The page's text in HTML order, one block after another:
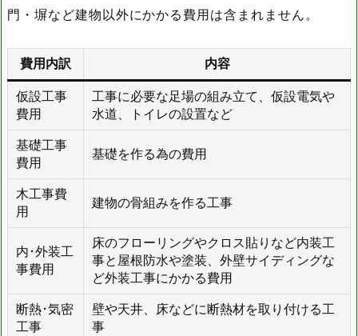
門・塀など建物以外にかかる費用は含まれません。
費用内訳 内容
仮設工事
費用
工事に必要な足場の組み立て、仮設電気や
水道、トイレの設置など
基礎工事
費用
基礎を作る為の費用
木工事費
用
建物の骨組みを作る工事
内･外装工
事費用
床のフローリングやクロス貼りなど内装工
事と屋根防水や塗装、外壁サイディングな
ど外装工事にかかる費用
断熱･気密
工事
壁や天井、床などに断熱材を取り付ける工
事